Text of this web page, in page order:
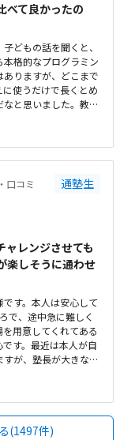
べて良かったの
どもの話を聞くと、
格的なプログラミン
りますが、どこまで
使うだけで長くとめ
と思いました。教室
て、他のテナントも
だけが気になりまし
、この内容なら高く
口コミ 通塾生
ャレンジさせても
楽しそうに通わせ
す。本人は安心して
で、途中急に難しく
用意してくれてある
す。最近は本人が自
が、塾長が大きな声
入ってきます安いと
は考えてなかったの
子供が楽しそうに通
も丁寧に指導しても
い当たりません
(1497件)